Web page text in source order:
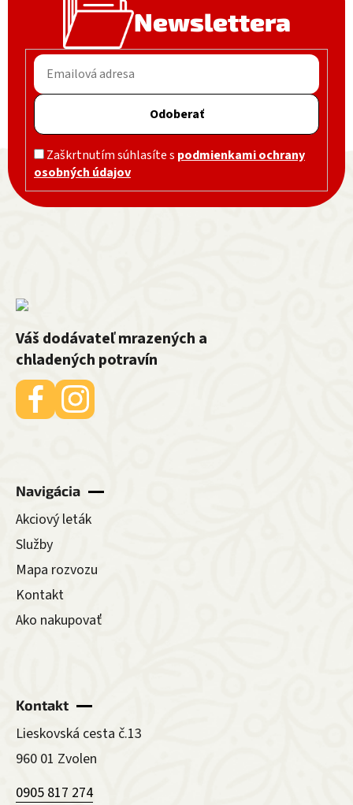
Newslettera
Odoberať
Zaškrtnutím súhlasíte s podmienkami ochrany
osobných údajov
Zápätie
Váš dodávateľ mrazených a
chladených potravín
Navigácia
Akciový leták
Služby
Mapa rozvozu
Kontakt
Ako nakupovať
Kontakt
Lieskovská cesta č.13
960 01 Zvolen
0905 817 274